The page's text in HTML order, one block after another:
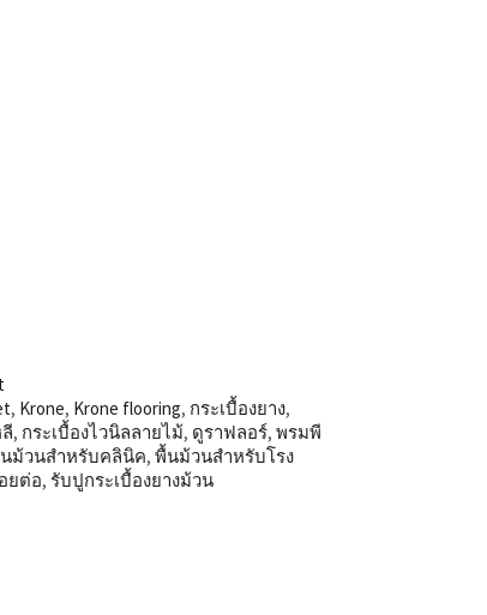
, Krone, Krone flooring, กระเบื้องยาง,
, กระเบื้องไวนิลลายไม้, ดูราฟลอร์,พรมพี
ม้วนสำหรับคลินิค,พื้นม้วนสำหรับโรง
ยต่อ, รับปูกระเบื้องยางม้วน